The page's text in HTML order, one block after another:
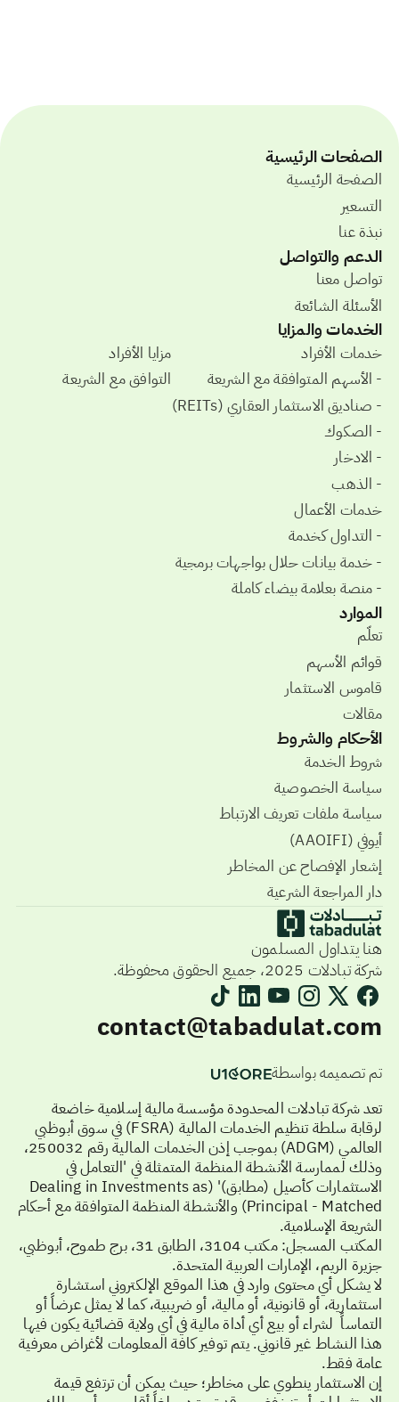
الصفحات الرئيسية
الصفحة الرئيسية
التسعير
نبذة عنا
الدعم والتواصل
تواصل معنا
الأسئلة الشائعة
الخدمات والمزايا
خدمات الأفراد
- الأسهم المتوافقة مع الشريعة
- صناديق الاستثمار العقاري (REITs)
- الصكوك
- الادخار
- الذهب
خدمات الأعمال
- التداول كخدمة
- خدمة بيانات حلال بواجهات برمجية
- منصة بعلامة بيضاء كاملة
مزايا الأفراد
التوافق مع الشريعة
الموارد
تعلّم
قوائم الأسهم
قاموس الاستثمار
مقالات
الأحكام والشروط
شروط الخدمة
سياسة الخصوصية
سياسة ملفات تعريف الارتباط
أيوفي (AAOIFI)
إشعار الإفصاح عن المخاطر
دار المراجعة الشرعية
هنا يتداول المسلمون
شركة تبادلات 2025، جميع الحقوق محفوظة.
contact@tabadulat.com
تم تصميمه بواسطة
تعد شركة تبادلات المحدودة مؤسسة مالية إسلامية خاضعة
لرقابة سلطة تنظيم الخدمات المالية (FSRA) في سوق أبوظبي
العالمي (ADGM) بموجب إذن الخدمات المالية رقم 250032،
وذلك لممارسة الأنشطة المنظمة المتمثلة في 'التعامل في
الاستثمارات كأصيل (مطابق)' (Dealing in Investments as
Principal - Matched) والأنشطة المنظمة المتوافقة مع أحكام
الشريعة الإسلامية.
المكتب المسجل: مكتب 3104، الطابق 31، برج طموح، أبوظبي،
جزيرة الريم، الإمارات العربية المتحدة.
لا يشكل أي محتوى وارد في هذا الموقع الإلكتروني استشارة
استثمارية، أو قانونية، أو مالية، أو ضريبية، كما لا يمثل عرضاً أو
التماساً لشراء أو بيع أي أداة مالية في أي ولاية قضائية يكون فيها
هذا النشاط غير قانوني. يتم توفير كافة المعلومات لأغراض معرفية
عامة فقط.
إن الاستثمار ينطوي على مخاطر؛ حيث يمكن أن ترتفع قيمة